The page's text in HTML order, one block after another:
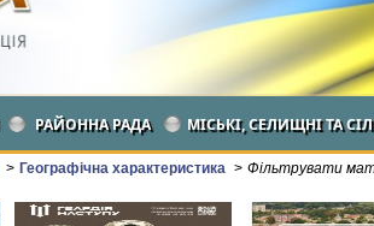
РАЙОННА РАДА МІСЬКІ, СЕЛИЩНІ ТА
> Географічна характеристика > Фільтрувати